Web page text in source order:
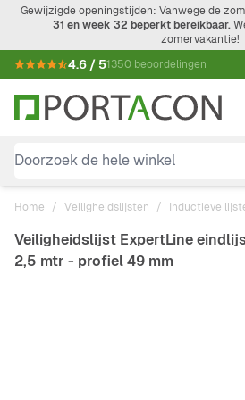
Ga naar de inhoud
Gewijzigde openingstijden: Vanwege de
31 en week 32 beperkt bereikbaar.
zomervakantie!
4.6 / 51350 beoordelingen
Doorzoek de hele winkel
Home / Veiligheidslijsten / Inductieve
Veiligheidslijst ExpertLine
2,5 mtr - profiel 49 mm